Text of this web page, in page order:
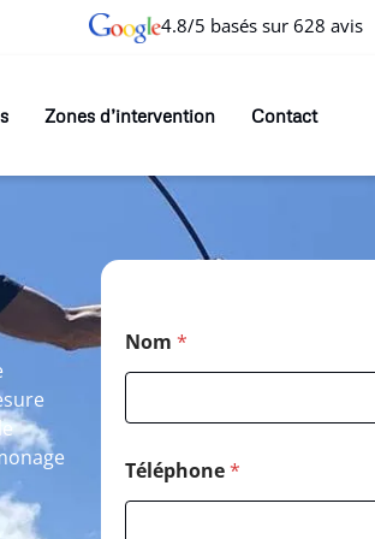
4.8/5 basés sur 628 avis
Zones d’intervention Contact
-
m
i
P
o
s
Nom *
Téléphone*